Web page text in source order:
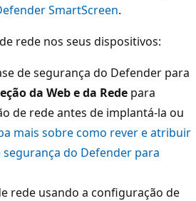
SmartScreen.
rede nos seus dispositivos:
de segurança do Defender para
da Web e da Rede para
de rede antes de implantá-la ou
mais sobre como rever e atribuir
segurança do Defender para
rede usando a configuração de